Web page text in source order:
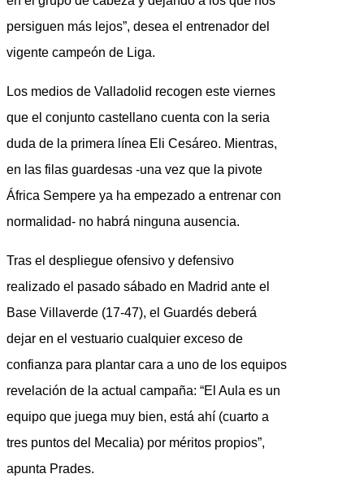
persiguen más lejos”, desea el entrenador del
vigente campeón de Liga.
Los medios de Valladolid recogen este viernes
que el conjunto castellano cuenta con la seria
duda de la primera línea Eli Cesáreo. Mientras,
en las filas guardesas -una vez que la pivote
África Sempere ya ha empezado a entrenar con
normalidad- no habrá ninguna ausencia.
Tras el despliegue ofensivo y defensivo
realizado el pasado sábado en Madrid ante el
Base Villaverde (17-47), el Guardés deberá
dejar en el vestuario cualquier exceso de
confianza para plantar cara a uno de los equipos
revelación de la actual campaña: “El Aula es un
equipo que juega muy bien, está ahí (cuarto a
tres puntos del Mecalia) por méritos propios”,
apunta Prades.